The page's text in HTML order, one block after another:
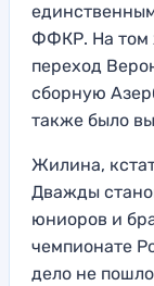
ФФКР. На том
переход
сборную
также было
Жилина,
Дважды
юниоров и
чемпионате
дело не